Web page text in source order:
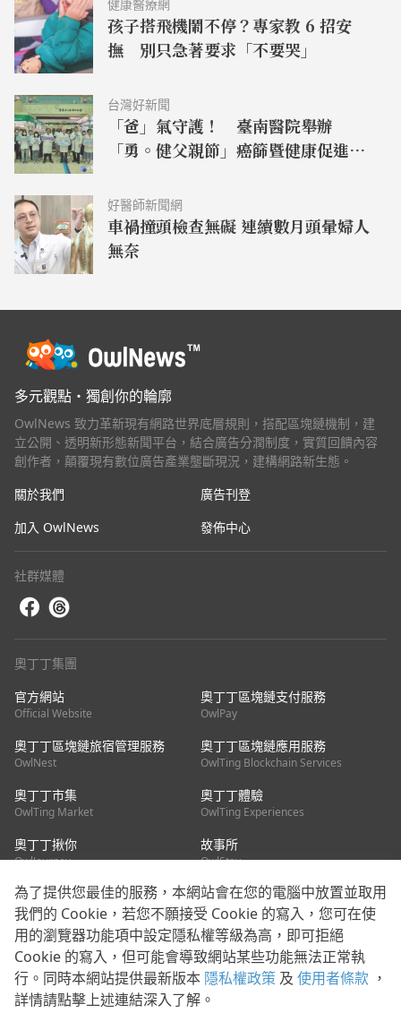
健康醫療網
孩子搭飛機鬧不停？專家教 6 招安
撫 別只急著要求「不要哭」
台灣好新聞
「爸」氣守護！ 臺南醫院舉辦
「勇。健父親節」癌篩暨健康促進活
好醫師新聞網
車禍撞頭檢查無礙 連續數月頭暈婦人
無奈
多元觀點・獨創你的輪廓
OwlNews 致力革新現有網路世界底層規則，搭配區塊鏈機制，建
立公開、透明新形態新聞平台，結合廣告分潤制度，實質回饋內容
創作者，顛覆現有數位廣告產業壟斷現況，建構網路新生態。
關於我們
廣告刊登
加入 OwlNews
發佈中心
社群媒體
奧丁丁集團
官方網站
Official Website
奧丁丁區塊鏈支付服務
OwlPay
奧丁丁區塊鏈旅宿管理服務
OwlNest
奧丁丁區塊鏈應用服務
OwlTing Blockchain Services
奧丁丁市集
OwlTing Market
奧丁丁體驗
OwlTing Experiences
奧丁丁揪你
OwlJourney
故事所
OwlStay
聯絡我們
客服信箱：mediapartner@owlting.com
服務信箱 / 廣告洽詢：info_owlnews@owlting.com
媒體合作 / 新聞稿提供：mediapartner@owlting.com
為了提供您最佳的服務，本網站會在您的電腦中放置並取用
我們的 Cookie，若您不願接受 Cookie 的寫入，您可在使
用的瀏覽器功能項中設定隱私權等級為高，即可拒絕
Cookie 的寫入，但可能會導致網站某些功能無法正常執
行。同時本網站提供最新版本 隱私權政策 及 使用者條款 ，
詳情請點擊上述連結深入了解。